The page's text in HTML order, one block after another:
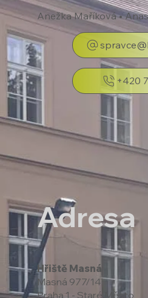
Anežka Maříková •
+420
Adresa
Hřiště Masná
Masná 977/14
Praha 1 - Staré Město